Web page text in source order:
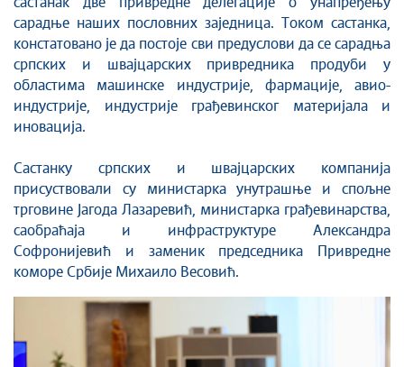
сарадње наших пословних заједница. Током састанка,
констатовано је да постоје сви предуслови да се сарадња
српских и швајцарских привредника продуби у
областима машинске индустрије, фармације, авио-
индустрије, индустрије грађевинског материјала и
иновација.
Састанку српских и швајцарских компанија
присуствовали су министарка унутрашње и спољне
трговине Јагода Лазаревић, министарка грађевинарства,
саобраћаја и инфраструктуре Александра
Софронијевић и заменик председника Привредне
коморе Србије Михаило Весовић.